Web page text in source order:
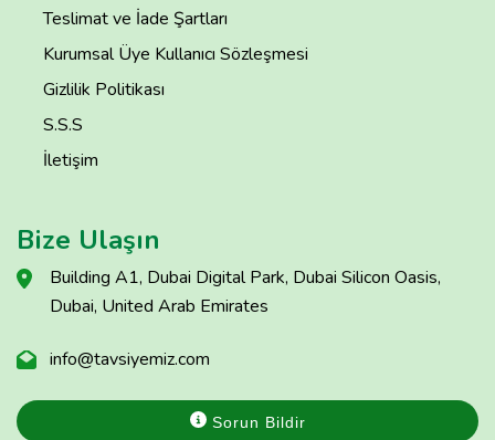
Teslimat ve İade Şartları
Kurumsal Üye Kullanıcı Sözleşmesi
Gizlilik Politikası
S.S.S
İletişim
Bize Ulaşın
Building A1, Dubai Digital Park, Dubai Silicon Oasis,
Dubai, United Arab Emirates
info@tavsiyemiz.com
Sorun Bildir